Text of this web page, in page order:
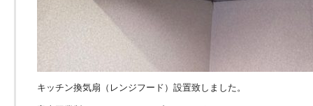
キッチン換気扇（レンジフード）設置致しました。